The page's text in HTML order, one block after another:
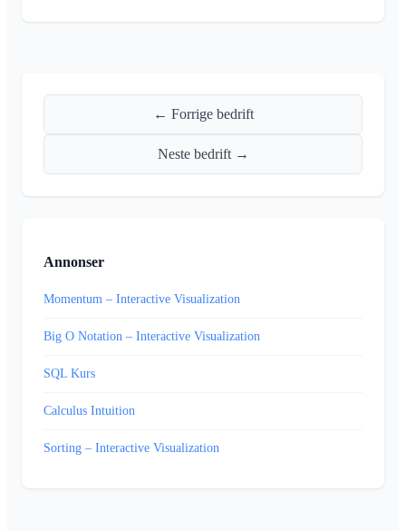
← Forrige bedrift
Neste bedrift →
Annonser
Momentum – Interactive Visualization
Big O Notation – Interactive Visualization
SQL Kurs
Calculus Intuition
Sorting – Interactive Visualization